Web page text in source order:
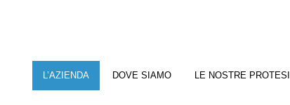
L’AZIENDA DOVE SIAMO LE NOSTRE PROTESI